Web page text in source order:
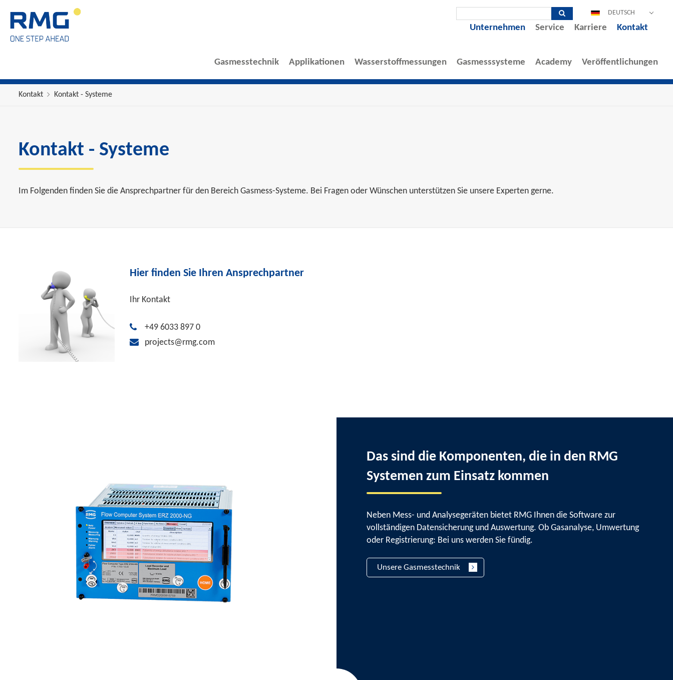
DEUTSCH
ENGLISH
POLSKI
Unternehmen Service Karriere Kontakt
Gasmesstechnik Applikationen Wasserstoffmessungen Gasmesssysteme Academy Veröffentlichungen
Kontakt Kontakt - Systeme
Kontakt - Systeme
Im Folgenden finden Sie die Ansprechpartner für den Bereich Gasmess-Systeme. Bei Fragen oder Wünschen unterstützen Sie unsere Experten gerne.
Hier finden Sie Ihren Ansprechpartner
Ihr Kontakt
+49 6033 897 0
projects@rmg.com
Das sind die Komponenten, die in den RMG
Systemen zum Einsatz kommen
Neben Mess- und Analysegeräten bietet RMG Ihnen die Software zur
vollständigen Datensicherung und Auswertung. Ob Gasanalyse, Umwertung
oder Registrierung: Bei uns werden Sie fündig.
Unsere Gasmesstechnik